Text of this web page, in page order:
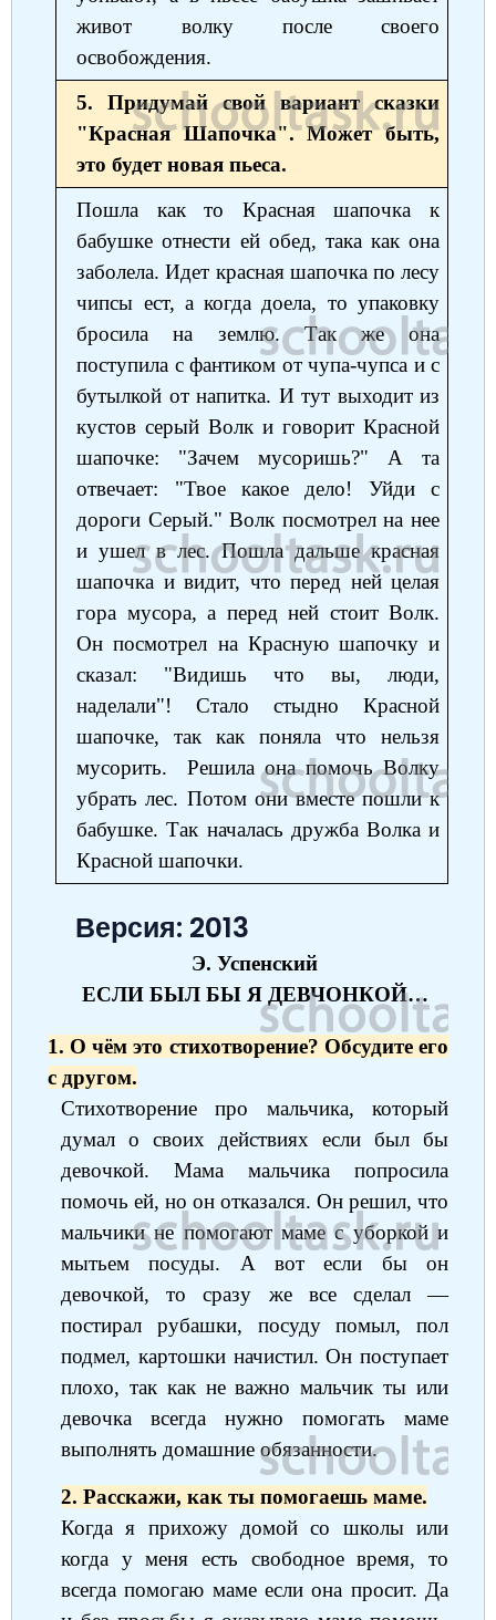
живот волку после своего
освобождения.
5. Придумай свой вариант сказки
"Красная Шапочка". Может быть,
это будет новая пьеса.
Пошла как то Красная шапочка к
бабушке отнести ей обед, така как она
заболела. Идет красная шапочка по лесу
чипсы ест, а когда доела, то упаковку
бросила на землю. Так же она
поступила с фантиком от чупа-чупса и с
бутылкой от напитка. И тут выходит из
кустов серый Волк и говорит Красной
шапочке: "Зачем мусоришь?" А та
отвечает: "Твое какое дело! Уйди с
дороги Серый." Волк посмотрел на нее
и ушел в лес. Пошла дальше красная
шапочка и видит, что перед ней целая
гора мусора, а перед ней стоит Волк.
Он посмотрел на Красную шапочку и
сказал: "Видишь что вы, люди,
наделали"! Стало стыдно Красной
шапочке, так как поняла что нельзя
мусорить. Решила она помочь Волку
убрать лес. Потом они вместе пошли к
бабушке. Так началась дружба Волка и
Красной шапочки.
Версия: 2013
Э. Успенский
ЕСЛИ БЫЛ БЫ Я ДЕВЧОНКОЙ…
1. О чём это стихотворение? Обсудите его
с другом.
Стихотворение про мальчика, который
думал о своих действиях если был бы
девочкой. Мама мальчика попросила
помочь ей, но он отказался. Он решил, что
мальчики не помогают маме с уборкой и
мытьем посуды. А вот если бы он
девочкой, то сразу же все сделал —
постирал рубашки, посуду помыл, пол
подмел, картошки начистил. Он поступает
плохо, так как не важно мальчик ты или
девочка всегда нужно помогать маме
выполнять домашние обязанности.
2. Расскажи, как ты помогаешь маме.
Когда я прихожу домой со школы или
когда у меня есть свободное время, то
всегда помогаю маме если она просит. Да